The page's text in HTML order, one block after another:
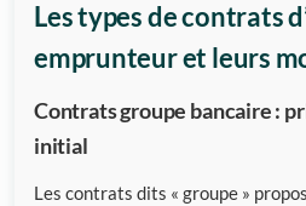
Les types de contrats
emprunteur et leurs
Contrats groupe bancaire :
initial
Les contrats dits « groupe »